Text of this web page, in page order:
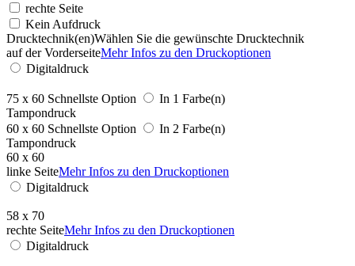
rechte Seite
Kein Aufdruck
Drucktechnik(en)Wählen Sie die gewünschte Drucktechnik
auf der VorderseiteMehr Infos zu den Druckoptionen
Digitaldruck
75 x 60 Schnellste Option
In 1 Farbe(n)
Tampondruck
60 x 60 Schnellste Option
In 2 Farbe(n)
Tampondruck
60 x 60
linke SeiteMehr Infos zu den Druckoptionen
Digitaldruck
58 x 70
rechte SeiteMehr Infos zu den Druckoptionen
Digitaldruck